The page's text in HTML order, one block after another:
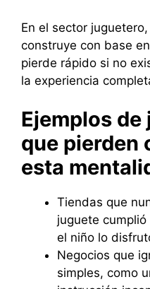
En el sector
construye con base
pierde rápido si no
la experiencia
Ejemplos
que pierden
esta
Tiendas que
juguete
el niño lo
Negocios que
simples, como